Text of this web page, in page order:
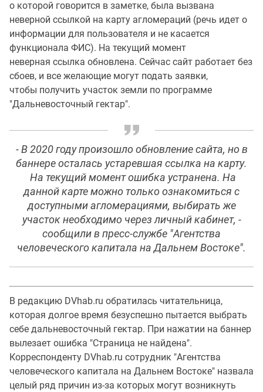
о которой говорится в заметке, была вызвана
неверной ссылкой на карту агломераций (речь идет о
информации для пользователя и не касается
функционала ФИС). На текущий момент
неверная ссылка обновлена. Сейчас сайт работает без
сбоев, и все желающие могут подать заявки,
чтобы получить участок земли по программе
"Дальневосточный гектар".
- В 2020 году произошло обновление сайта, но в
баннере осталась устаревшая ссылка на карту.
На текущий момент ошибка устранена. На
данной карте можно только ознакомиться с
доступными агломерациями, выбирать же
участок необходимо через личный кабинет, -
сообщили в пресс-службе "Агентства
человеческого капитала на Дальнем Востоке".
В редакцию DVhab.ru обратилась читательница,
которая долгое время безуспешно пытается выбрать
себе дальневосточный гектар. При нажатии на баннер
вылезает ошибка "Страница не найдена".
Корреспонденту DVhab.ru сотрудник "Агентства
человеческого капитала на Дальнем Востоке" назвала
целый ряд причин из-за которых могут возникнуть